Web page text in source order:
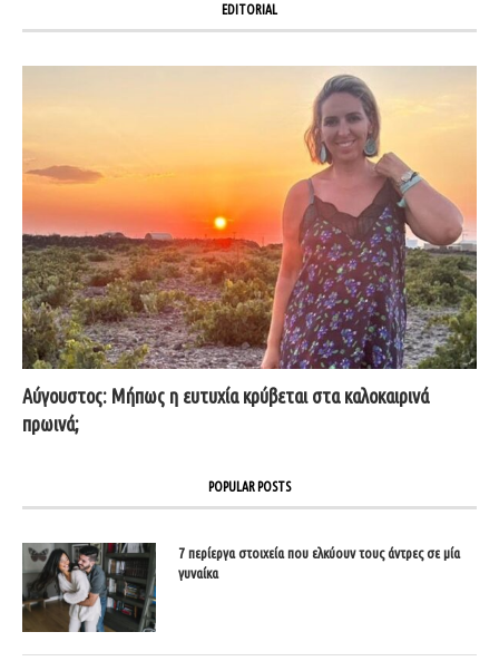
EDITORIAL
Αύγουστος: Μήπως η ευτυχία κρύβεται στα καλοκαιρινά
πρωινά;
POPULAR POSTS
7 περίεργα στοιχεία που ελκύουν τους άντρες σε μία
γυναίκα